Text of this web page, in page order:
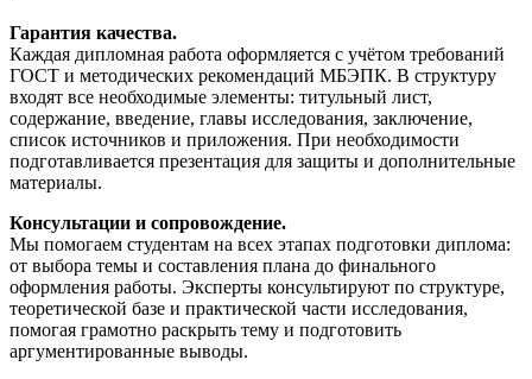
Гарантия качества.
Каждая дипломная работа оформляется с учётом требований
ГОСТ и методических рекомендаций МБЭПК. В структуру
входят все необходимые элементы: титульный лист,
содержание, введение, главы исследования, заключение,
список источников и приложения. При необходимости
подготавливается презентация для защиты и дополнительные
материалы.
Консультации и сопровождение.
Мы помогаем студентам на всех этапах подготовки диплома:
от выбора темы и составления плана до финального
оформления работы. Эксперты консультируют по структуре,
теоретической базе и практической части исследования,
помогая грамотно раскрыть тему и подготовить
аргументированные выводы.